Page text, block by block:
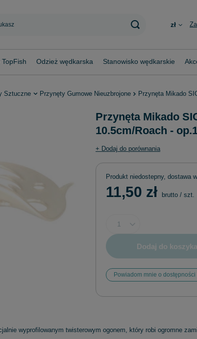
zł
Odzież wędkarska Stanowisko wędkarskie
Sztuczne Przynęty Gumowe Nieuzbrojone Przynęta Mikado
Przynęta Mikado
10.5cm/Roach -
+ Dodaj do porównania
Produkt niedostepny, dostawa
11,50 zł brutto / szt.
Dodaj do koszyka
Powiadom mnie o dostępności
wyprofilowanym twisterowym ogonem, który robi ogromne